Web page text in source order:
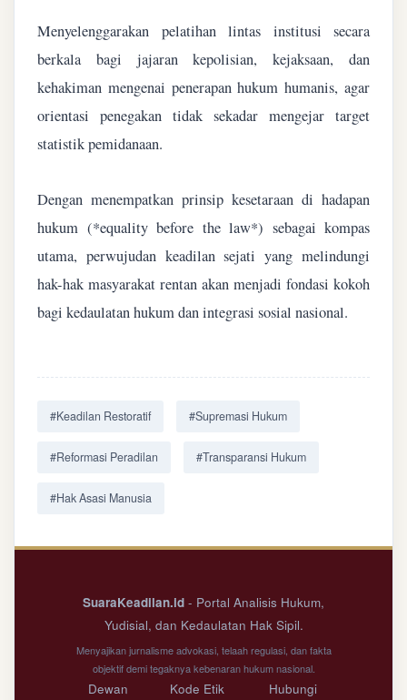
Menyelenggarakan pelatihan lintas institusi secara
berkala bagi jajaran kepolisian, kejaksaan, dan
kehakiman mengenai penerapan hukum humanis, agar
orientasi penegakan tidak sekadar mengejar target
statistik pemidanaan.
Dengan menempatkan prinsip kesetaraan di hadapan
hukum (*equality before the law*) sebagai kompas
utama, perwujudan keadilan sejati yang melindungi
hak-hak masyarakat rentan akan menjadi fondasi kokoh
bagi kedaulatan hukum dan integrasi sosial nasional.
#Keadilan Restoratif #Supremasi Hukum
#Reformasi Peradilan #Transparansi Hukum
#Hak Asasi Manusia
SuaraKeadilan.id - Portal Analisis Hukum,
Yudisial, dan Kedaulatan Hak Sipil.
Menyajikan jurnalisme advokasi, telaah regulasi, dan fakta
objektif demi tegaknya kebenaran hukum nasional.
Dewan Kode Etik Hubungi